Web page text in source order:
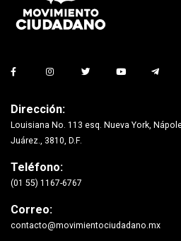
Dirección:
Louisiana No. 113 esq. Nueva York,
Juárez., 3810, D.F.
Teléfono:
(01 55) 1167-6767
Correo:
contacto@movimientociudadano.mx